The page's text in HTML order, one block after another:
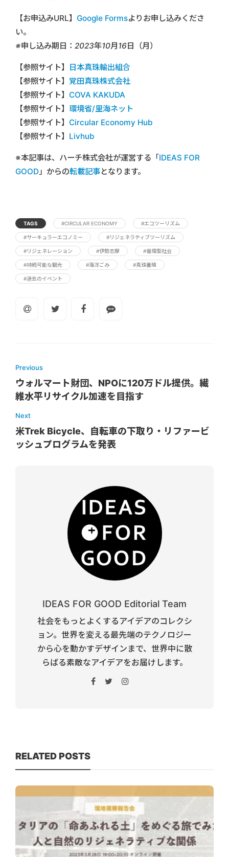
【お申込みURL】 Google Formsよりお申し込みくださ
い。
※申し込み期日：2023年10月16日（月）
【参照サイト】
日本真珠輸出組合
【参照サイト】 覚田真珠株式会社
【参照サイト】 COVA KAKUDA
【参照サイト】 環境省/里海ネット
【参照サイト】 Circular Economy Hub
【参照サイト】 Livhub
※本記事は、ハーチ株式会社が運営する「IDEAS FOR
GOOD」からの転載記事となります。
TAGS #CIRCULAR ECONOMY #エコツーリズム
#サーキュラーエコノミー #リジェネラティブツーリズム
#リジェネレーション #伊勢志摩 #循環型社会
#持続可能な観光 #海洋ごみ #真珠養殖
#過去のイベント
Previous
ウォルマート財団、NPOに120万ドル提供。繊
維水平リサイクル加速を目指す
Next
米Trek Bicycle、自転車の下取り・リファービ
ッシュプログラムを発表
IDEAS FOR GOOD Editorial Team
社会をもっとよくするアイデアのコレクシ
ョン。世界を変える最先端のテクノロジー
から心を動かすデザインまで、世界中に散
らばる素敵なアイデアをお届けします。
RELATED POSTS